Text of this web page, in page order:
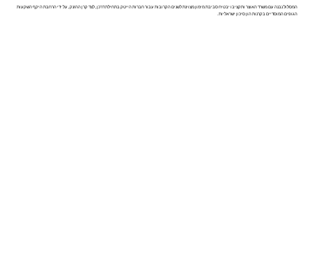
המסלול נבנה עם משרד האוצר ותקציבו יבטיח סביבת מימון מצוינת לשנים הקרובות עבור חברות הייטק בתחילת דרכן, לצד קרן ההזנק, על ידי הרחבת היקף השקעות
הגופים המוסדיים בקרנות הון סיכון ישראליות.